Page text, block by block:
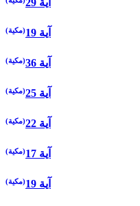
29 آية
(مكية) 19 آية
(مكية) 36 آية
(مكية) 25 آية
(مكية) 22 آية
(مكية) 17 آية
(مكية) 19 آية